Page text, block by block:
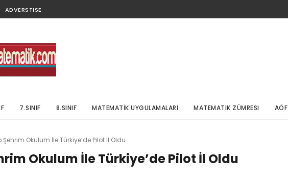
ADVERSTISE
7.SINIF 8.SINIF MATEMATİK UYGULAMALARI MATEMATIK ZÜMRESI AÖF
Okulum İle Türkiye’de Pilot İl Oldu
Okulum İle Türkiye’de Pilot İl Oldu